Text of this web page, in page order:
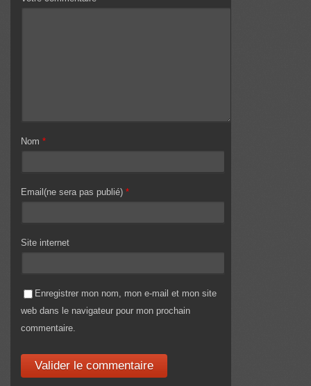
Nom *
Email(ne sera pas publié) *
Site internet
Enregistrer mon nom, mon e-mail et mon site
web dans le navigateur pour mon prochain
commentaire.